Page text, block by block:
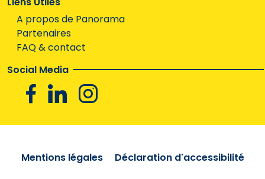
A propos de Panorama
Partenaires
FAQ & contact
Social Media
FacebookLinkedin
Mentions légales Déclaration d'accessibilité